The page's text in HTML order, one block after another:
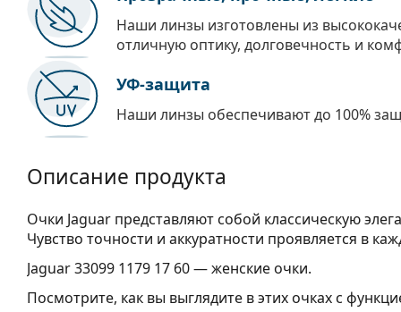
Наши линзы изготовлены из
отличную оптику, долговечность и
УФ-защита
Наши линзы обеспечивают до 100%
Описание продукта
Очки Jaguar представляют собой классическую
Чувство точности и аккуратности проявляется в
Jaguar 33099 1179 17 60— женские очки.
Посмотрите, как вы выглядите в этих очках с